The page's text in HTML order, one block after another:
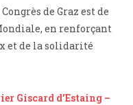
de Graz est de
en renforçant
et de la solidarité
Giscard d’Estaing –